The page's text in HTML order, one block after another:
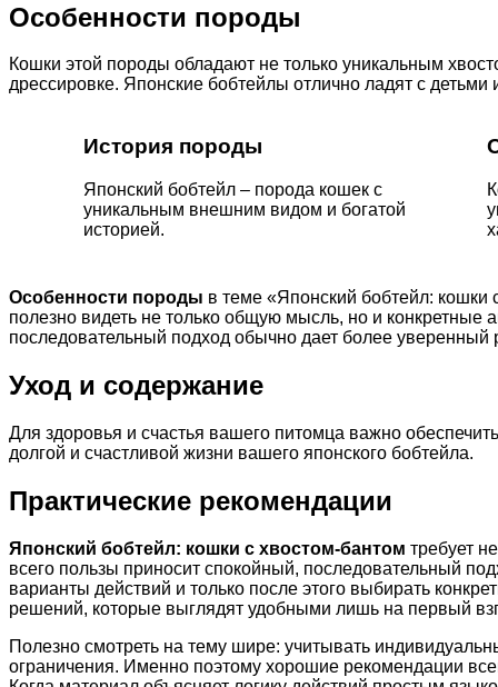
Особенности породы
Кошки этой породы обладают не только уникальным
дрессировке. Японские бобтейлы отлично ладят с
История породы
Японский бобтейл – порода кошек с
уникальным внешним видом и богатой
историей.
Особенности породы в теме «Японский бобтейл: кошки
полезно видеть не только общую мысль, но и
последовательный подход обычно дает более уверенный
Уход и содержание
Для здоровья и счастья вашего питомца важно
долгой и счастливой жизни вашего японского бобтейла.
Практические рекомендации
Японский бобтейл: кошки с хвостом-бантом требует
всего пользы приносит спокойный, последовательный
варианты действий и только после этого выбирать
решений, которые выглядят удобными лишь на первый
Полезно смотреть на тему шире: учитывать
ограничения. Именно поэтому хорошие рекомендации